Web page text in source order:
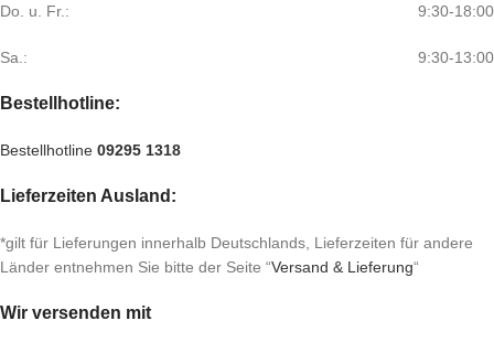
Do. u. Fr.: 9:30-18:00
Sa.: 9:30-13:00
Bestellhotline:
Bestellhotline 09295 1318
Lieferzeiten Ausland:
*gilt für Lieferungen innerhalb Deutschlands, Lieferzeiten für andere
Länder entnehmen Sie bitte der Seite “Versand & Lieferung“
Wir versenden mit